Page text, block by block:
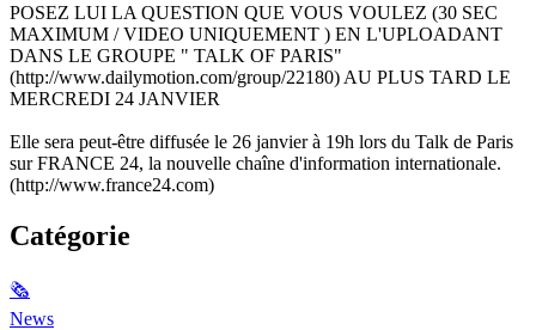
POSEZ LUI LA QUESTION QUE VOUS VOULEZ (30 SEC
MAXIMUM / VIDEO UNIQUEMENT ) EN L'UPLOADANT
DANS LE GROUPE " TALK OF PARIS"
(http://www.dailymotion.com/group/22180) AU PLUS TARD LE
MERCREDI 24 JANVIER
Elle sera peut-être diffusée le 26 janvier à 19h lors du Talk de Paris
sur FRANCE 24, la nouvelle chaîne d'information internationale.
(http://www.france24.com)
Catégorie
🗞
News